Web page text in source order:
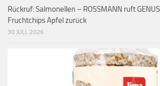
Rückruf: Salmonellen – ROSSMANN ruft
Fruchtchips Apfel zurück
30 JULI, 2026